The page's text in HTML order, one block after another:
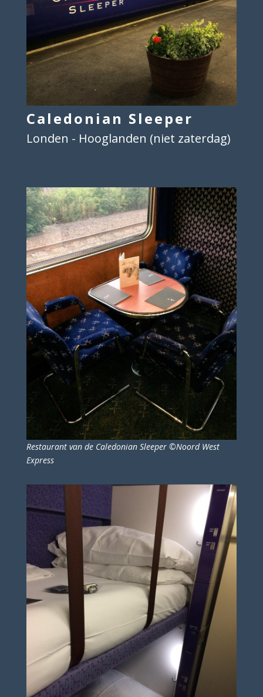
Caledonian Sleeper
Londen - Hooglanden (niet zaterdag)
Restaurant van de Caledonian Sleeper ©Noord West
Express